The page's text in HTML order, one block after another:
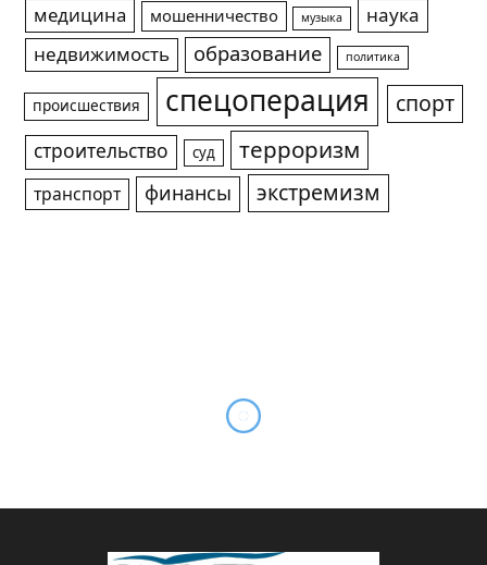
медицина
мошенничество музыка
наука
недвижимость
образование политика
происшествия спецоперация спорт
строительство суд терроризм
транспорт финансы экстремизм
встреча участников
авиационного пресс-клуба